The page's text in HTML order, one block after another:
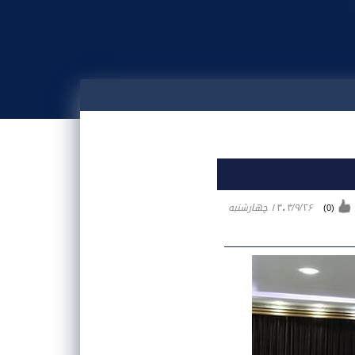
واجب مي‏کند.)
۱۴۰۴/۹/۲۶ چهارشنبه (
0
)